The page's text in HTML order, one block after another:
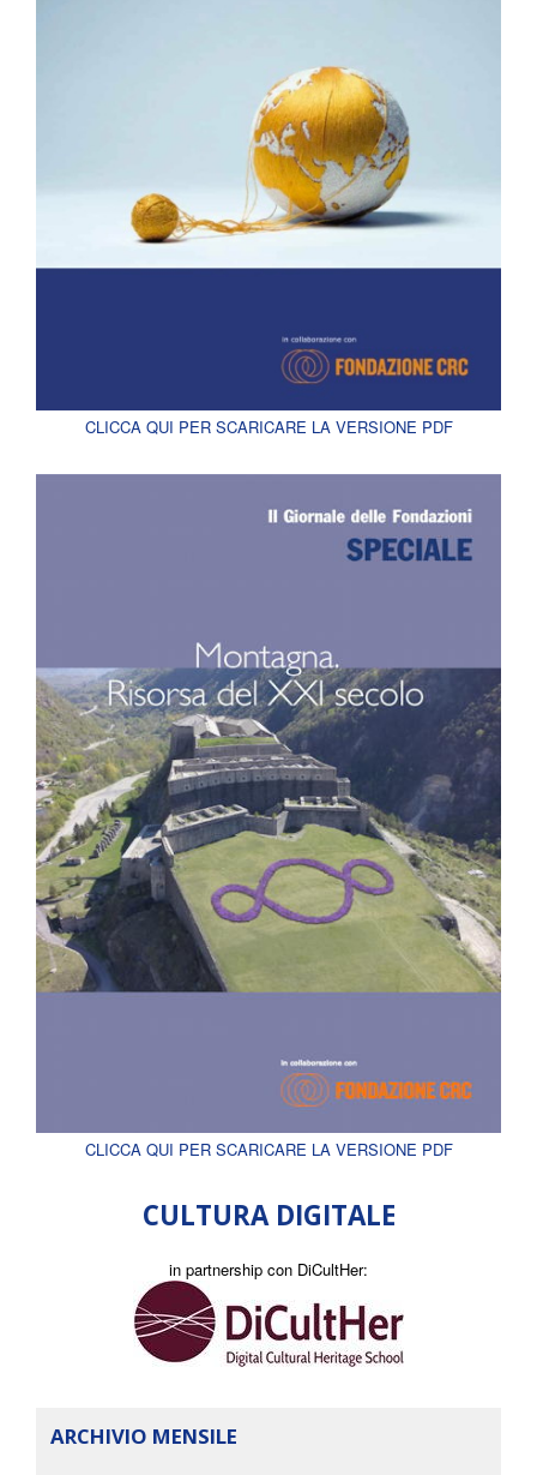
CLICCA QUI PER SCARICARE LA VERSIONE PDF
CLICCA QUI PER SCARICARE LA VERSIONE PDF
CULTURA DIGITALE
in partnership con DiCultHer:
ARCHIVIO MENSILE